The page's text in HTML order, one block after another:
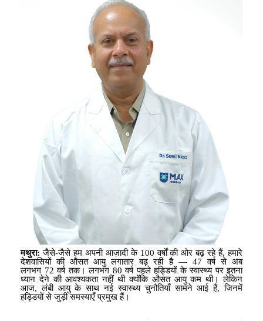
मथुरा: जैसे-जैसे हम अपनी आज़ादी के 100वर्षों की ओर बढ़ रहे हैं,हमारे
देशवासियों की औसत आयु लगातार बढ़ रही है — 47वर्ष से अब
लगभग 72वर्ष तक। लगभग 80वर्ष पहले हड्डियों के स्वास्थ्य पर इतना
ध्यान देने की आवश्यकता नहीं थी क्योंकि औसत आयु कम थी। लेकिन
आज,लंबी आयु के साथ नई स्वास्थ्य चुनौतियाँ सामने आई हैं,जिनमें
हड्डियों से जुड़ी समस्याएँ प्रमुख हैं।